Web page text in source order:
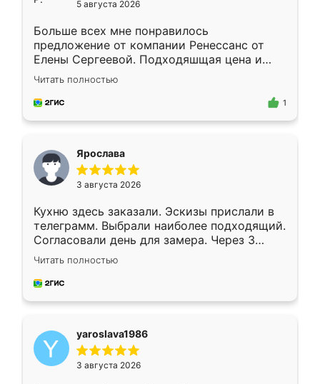
5 августа 2026
Больше всех мне понравилось
предложение от компании Ренессанс от
Елены Сергеевой. Подходяшщая цена и
короткие сроки изготовления. Приехавший
для замера сотрудник Владислав
предложил по моему эскизу самый
Читать полностью
1
Ярослава
3 августа 2026
Кухню здесь заказали. Эскизы прислали в
телеграмм. Выбрали наиболее подходящий.
Согласовали день для замера. Через 3
недели кухня была уже готова. Остались
довольны работой. Спасибо Ренессанс
мебель за качественную работу!
Читать полностью
yaroslava1986
3 августа 2026